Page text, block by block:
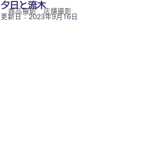
商品撮影 店舗撮影
夕日と流木
更新日：2023年9月16日